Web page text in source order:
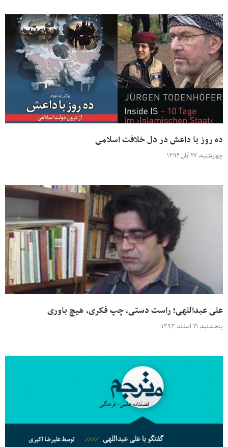
ده روز با داعش در دل خلافت اسلامی
چهارشنبه، ۲۷ آبان ۱۳۹۴
علی عبداللهی؛ راست دستی، چپ فکری، هیچ باوری
پنجشنبه، ۲۱ اسفند ۱۳۹۳